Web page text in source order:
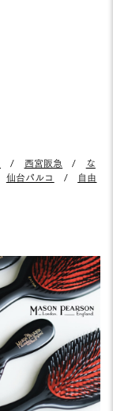
/ 西宮阪急 /
な
仙台パルコ / 自由